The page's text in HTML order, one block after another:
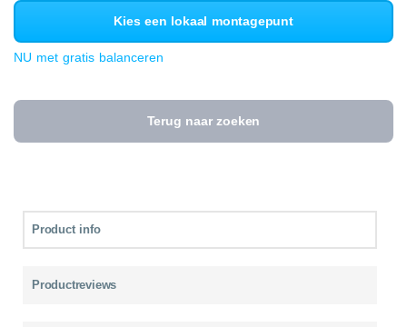
Kies een lokaal montagepunt
NU met gratis balanceren
Terug naar zoeken
Product info
Productreviews